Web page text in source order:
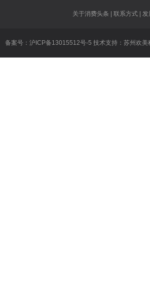
大张伟新歌
乐无证之罪所
关于消费头条 | 联系方式 |
备案号：沪ICP备13015512号-5 技术支持： 苏州欢美